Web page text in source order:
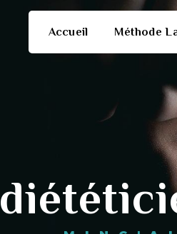
Accueil Méthode